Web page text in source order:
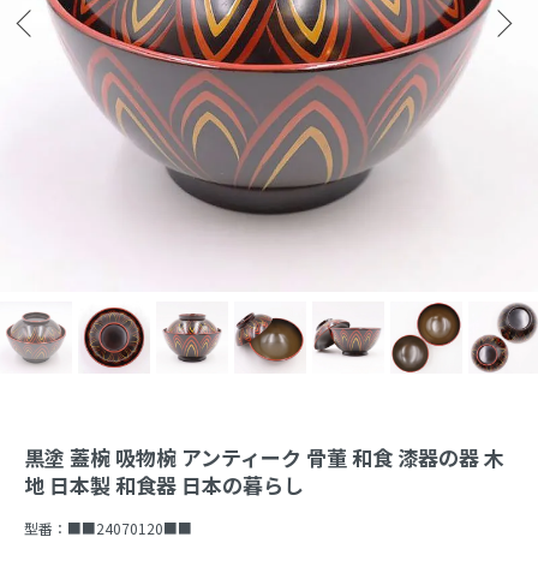
黒塗 蓋椀 吸物椀 アンティーク 骨董 和食 漆器の器 木
地 日本製 和食器 日本の暮らし
型番： ■■24070120■■